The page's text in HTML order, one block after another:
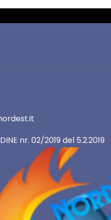
nr. 02/2019 del 5.2.2019